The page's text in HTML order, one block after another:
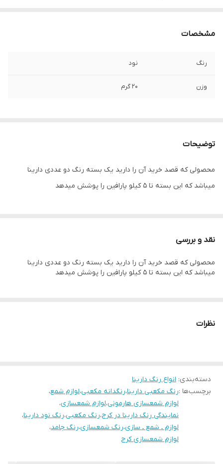
مشخصات
رنگ نود
وزن 20 گرم
توضیحات
محصولی که قصد خرید آن را دارید یک بسته رنگ دو عددی دارینا
میباشد که این بسته تا ۵ کیلو پارافین را پوشش میدهد
نقد و بررسی
محصولی که قصد خرید آن را دارید یک بسته رنگ دو عددی دارینا
میباشد که این بسته تا ۵ کیلو پارافین را پوشش میدهد
نظرات
دسته‌بندی: انواع رنگ دارینا
برچسب‌ها :رنگ مکعبی دارینا،رنگدانه مکعبی،لوازم شمع،
لوازم شمعسازی هارمونی،لوازم شمعسازی،
نمایندگی رنگ دارینا در کرج،رنگ مکعبی،رنگ نود دارینا،
لوازم ـ شمع ـ سازی،رنگ شمعسازی،رنگ جامد،
لوازم شمعسازی کرج